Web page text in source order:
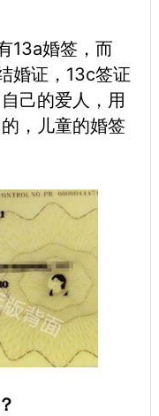
13a婚签，而
婚证，13c签证
己的爱人，用
，儿童的婚签